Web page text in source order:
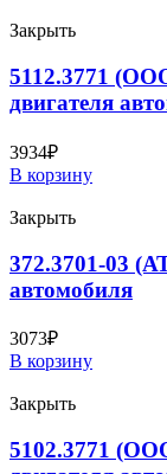
Закрыть
5112.3771
двигателя
3934₽
В корзину
Закрыть
372.3701-03
автомобиля
3073₽
В корзину
Закрыть
5102.3771